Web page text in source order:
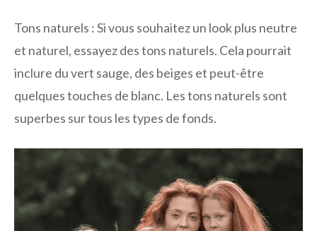
Tons naturels :Si vous souhaitez un look plus neutre
et naturel, essayez des tons naturels. Cela pourrait
inclure du vert sauge, des beiges et peut-être
quelques touches de blanc. Les tons naturels sont
superbes sur tous les types de fonds.